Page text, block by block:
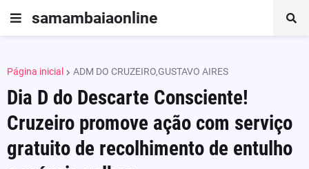
samambaiaonline
Página inicial ADM DO CRUZEIRO,GUSTAVO AIRES
Dia D do Descarte Consciente!
Cruzeiro promove ação com serviço
gratuito de recolhimento de entulho